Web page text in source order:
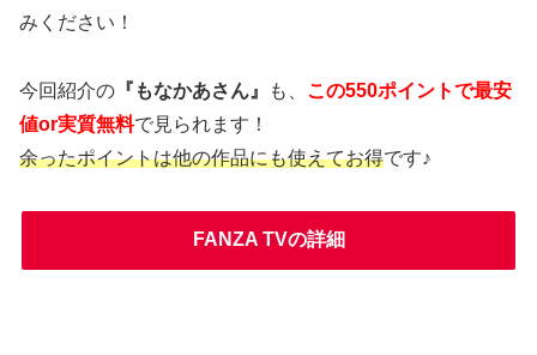
みください！
今回紹介の 『もなかあさん』 も、 この550ポイントで最安
値or実質無料で見られます！
余ったポイントは他の作品にも使えてお得です♪
FANZA TVの詳細